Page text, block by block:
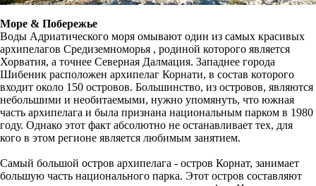
Море & Побережье
Воды Адриатического моря омывают один из самых красивых
архипелагов Средиземноморья , родиной которого является
Хорватия, а точнее Северная Далмация. Западнее города
Шибеник расположен архипелаг Корнати, в состав которого
входит около 150 островов. Большинство, из островов, являются
небольшими и необитаемыми, нужно упомянуть, что южная
часть архипелага и была признана национальным парком в 1980
году. Однако этот факт абсолютно не останавливает тех, для
кого в этом регионе является любимым занятием.
Самый большой остров архипелага - остров Корнат, занимает
большую часть национального парка. Этот остров составляют